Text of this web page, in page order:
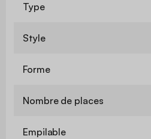
Type
Style
Forme
Nombre de places
Empilable